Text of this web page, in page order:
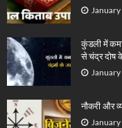
कुंडली में
से चंद्र दोष
नौकरी और